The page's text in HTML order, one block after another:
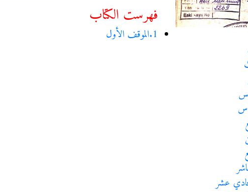
فهرست الكتاب
1.الموقف الأول